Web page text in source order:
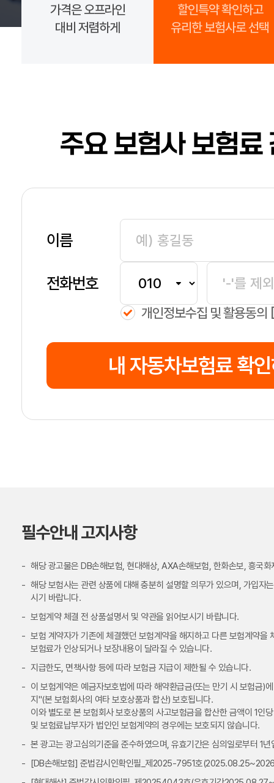
가격은 오프라인
대비 저렴하게
할인특약 확인하고
유리한 보험사로 선택
주요 보험사 보험료
이름
전화번호
개인정보수집 및 활용동의
내 자동차보험료 확
필수안내 고지사항
해당 광고물은 DB손해보험, 현대해상, AXA손해보험, 한화손보, 흥국
해당 보험사는 관련 상품에 대해 충분히 설명할 의무가 있으며, 가입자
시기 바랍니다.
보험계약 체결 전 상품설명서 및 약관을 읽어보시기 바랍니다.
보험 계약자가 기존에 체결했던 보험계약을 해지하고 다른 보험계약을
보험료가 인상되거나 보장내용이 달라질 수 있습니다.
지급한도, 면책사항 등에 따라 보험금 지급이 제한될 수 있습니다.
이 보험계약은 예금자보호법에 따라 해약환급금(또는 만기 시 보험금)
지"(본 보험회사의 여타 보호상품과 합산) 보호됩니다.
이와 별도로 본 보험회사 보호상품의 사고보험금을 합산한 금액이 1인
및 보험료납부자가 법인인 보험계약의 경우에는 보호되지 않습니다.
본 광고는 광고심의기준을 준수하였으며, 유효기간은 심의일로부터 1년
[DB손해보험] 준법감시인확인필_제2025-7951호